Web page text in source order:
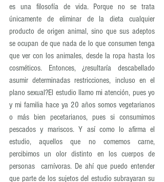
es una filosofía de vida. Porque no se trata
únicamente de eliminar de la dieta cualquier
producto de origen animal, sino que sus adeptos
se ocupan de que nada de lo que consumen tenga
que ver con los animales, desde la ropa hasta los
cosméticos. Entonces, ¿resultaría descabellado
asumir determinadas restricciones, incluso en el
plano sexual?El estudio llamo mi atención, pues yo
y mi familia hace ya 20 años somos vegetarianos
o más bien pecetarianos, pues si consumimos
pescados y mariscos. Y así como lo afirma el
estudio, aquellos que no comemos carne,
percibimos un olor distinto en los cuerpos de
personas  carnívoras. De ahí que puedo entender
que parte de los sujetos del estudio subrayaran su